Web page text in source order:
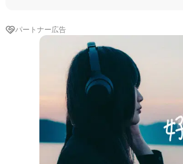
✨✨✨✨✨✨✨✨✨✨✨✨✨
🐹コラボしてくれる方
出来れば下のところから
https://nana-music.com/sounds/060e6a3f
コラボしてくれた方も
上にまとめてます！
お家の人にきかれてもた😂
暑中お見舞い！
🍒めちゃおそくなりました❣️😂
パートナー広告